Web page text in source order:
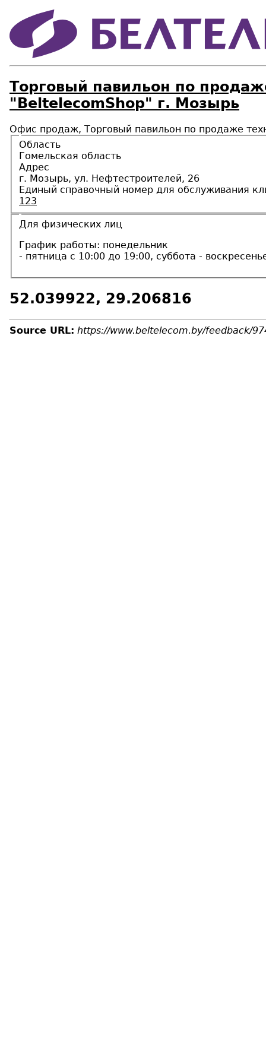
Торговый павильон по
"BeltelecomShop" г. Мозырь
Офис продаж, Торговый павильон по продаже
Область
Гомельская область
Адрес
г. Мозырь, ул. Нефтестроителей, 26
Единый справочный номер для обслуживания
123
Для физических лиц
График работы: понедельник
- пятница с 10:00 до 19:00, суббота -
52.039922, 29.206816
Source URL: https://www.beltelecom.by/feedback/